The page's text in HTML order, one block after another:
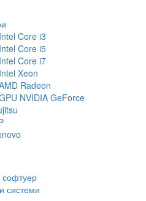
Core i3
Core i5
Core i7
Xeon
Radeon
NVIDIA GeForce
софтуер
системи